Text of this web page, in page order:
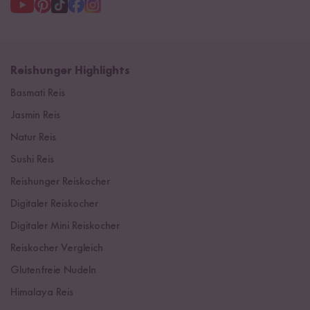
Reishunger Highlights
Basmati Reis
Jasmin Reis
Natur Reis
Sushi Reis
Reishunger Reiskocher
Digitaler Reiskocher
Digitaler Mini Reiskocher
Reiskocher Vergleich
Glutenfreie Nudeln
Himalaya Reis